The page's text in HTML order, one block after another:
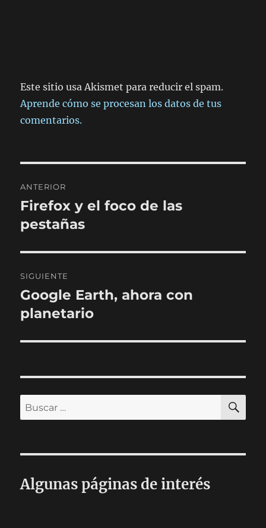
Este sitio usa Akismet para reducir el spam.
Aprende cómo se procesan los datos de tus
comentarios.
de
entradas
ANTERIOR
Entrada
anterior:
Firefox y el foco de las
pestañas
SIGUIENTE
Entrada
siguiente:
Google Earth, ahora con
planetario
Buscar
por:
Algunas páginas de interés